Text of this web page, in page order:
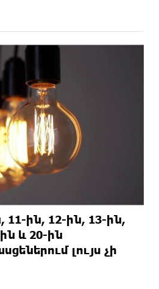
դեմ պատժամիջոցների
​​4 դատական հայց է
11-ին, 12-ին, 13-ին,
և 20-ին
լույս չի